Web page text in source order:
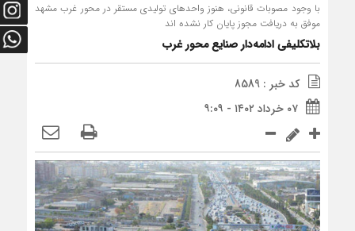
با وجود مصوبات قانونی، هنوز واحدهای تولیدی مستقر در محور غرب مشهد
موفق به دریافت مجوز پایان کار نشده اند
بلاتکلیفی ادامه‌دار صنایع محور غرب
کد خبر : 8589
۰۷ خرداد ۱۴۰۲ - ۹:۰۹